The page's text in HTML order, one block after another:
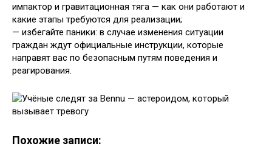
импактор и гравитационная тяга — как они работают и
какие этапы требуются для реализации;
— избегайте паники: в случае изменения ситуации
граждан ждут официальные инструкции, которые
направят вас по безопасным путям поведения и
реагирования.
Похожие записи: